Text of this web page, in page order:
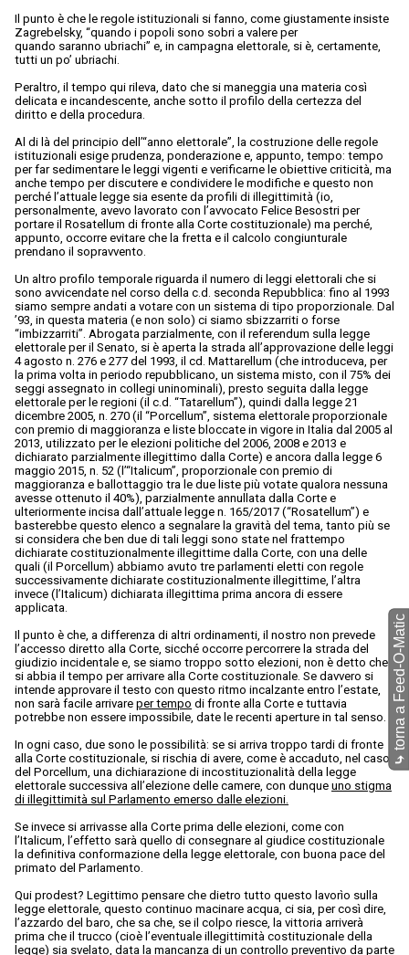
Il punto è che le regole istituzionali si fanno, come giustamente insiste
Zagrebelsky, “quando i popoli sono sobri a valere per
quando saranno ubriachi” e, in campagna elettorale, si è, certamente,
tutti un po’ ubriachi.
Peraltro, il tempo qui rileva, dato che si maneggia una materia così
delicata e incandescente, anche sotto il profilo della certezza del
diritto e della procedura.
Al di là del principio dell’“anno elettorale”, la costruzione delle regole
istituzionali esige prudenza, ponderazione e, appunto, tempo: tempo
per far sedimentare le leggi vigenti e verificarne le obiettive criticità, ma
anche tempo per discutere e condividere le modifiche e questo non
perché l’attuale legge sia esente da profili di illegittimità (io,
personalmente, avevo lavorato con l’avvocato Felice Besostri per
portare il Rosatellum di fronte alla Corte costituzionale) ma perché,
appunto, occorre evitare che la fretta e il calcolo congiunturale
prendano il sopravvento.
Un altro profilo temporale riguarda il numero di leggi elettorali che si
sono avvicendate nel corso della c.d. seconda Repubblica: fino al 1993
siamo sempre andati a votare con un sistema di tipo proporzionale. Dal
’93, in questa materia (e non solo) ci siamo sbizzarriti o forse
“imbizzarriti”. Abrogata parzialmente, con il referendum sulla legge
elettorale per il Senato, si è aperta la strada all’approvazione delle leggi
4 agosto n. 276 e 277 del 1993, il cd. Mattarellum (che introduceva, per
la prima volta in periodo repubblicano, un sistema misto, con il 75% dei
seggi assegnato in collegi uninominali), presto seguita dalla legge
elettorale per le regioni (il c.d. “Tatarellum”), quindi dalla legge 21
dicembre 2005, n. 270 (il “Porcellum”, sistema elettorale proporzionale
con premio di maggioranza e liste bloccate in vigore in Italia dal 2005 al
2013, utilizzato per le elezioni politiche del 2006, 2008 e 2013 e
dichiarato parzialmente illegittimo dalla Corte) e ancora dalla legge 6
maggio 2015, n. 52 (l’“Italicum”, proporzionale con premio di
maggioranza e ballottaggio tra le due liste più votate qualora nessuna
avesse ottenuto il 40%), parzialmente annullata dalla Corte e
ulteriormente incisa dall’attuale legge n. 165/2017 (“Rosatellum”) e
basterebbe questo elenco a segnalare la gravità del tema, tanto più se
si considera che ben due di tali leggi sono state nel frattempo
dichiarate costituzionalmente illegittime dalla Corte, con una delle
quali (il Porcellum) abbiamo avuto tre parlamenti eletti con regole
successivamente dichiarate costituzionalmente illegittime, l’altra
invece (l’Italicum) dichiarata illegittima prima ancora di essere
applicata.
Il punto è che, a differenza di altri ordinamenti, il nostro non prevede
l’accesso diretto alla Corte, sicché occorre percorrere la strada del
giudizio incidentale e, se siamo troppo sotto elezioni, non è detto che
si abbia il tempo per arrivare alla Corte costituzionale. Se davvero si
intende approvare il testo con questo ritmo incalzante entro l’estate,
non sarà facile arrivare per tempo di fronte alla Corte e tuttavia
potrebbe non essere impossibile, date le recenti aperture in tal senso.
In ogni caso, due sono le possibilità: se si arriva troppo tardi di fronte
alla Corte costituzionale, si rischia di avere, come è accaduto, nel caso
del Porcellum, una dichiarazione di incostituzionalità della legge
elettorale successiva all’elezione delle camere, con dunque uno stigma
di illegittimità sul Parlamento emerso dalle elezioni.
Se invece si arrivasse alla Corte prima delle elezioni, come con
l’Italicum, l’effetto sarà quello di consegnare al giudice costituzionale
la definitiva conformazione della legge elettorale, con buona pace del
primato del Parlamento.
Qui prodest? Legittimo pensare che dietro tutto questo lavorìo sulla
legge elettorale, questo continuo macinare acqua, ci sia, per così dire,
l’azzardo del baro, che sa che, se il colpo riesce, la vittoria arriverà
prima che il trucco (cioè l’eventuale illegittimità costituzionale della
legge) sia svelato, data la mancanza di un controllo preventivo da parte
⤷
torna a Feed-O-Matic